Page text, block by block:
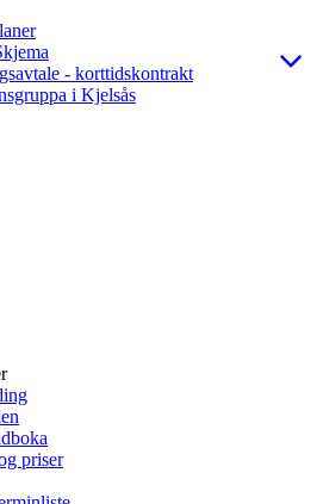
- korttidskontrakt
i Kjelsås
priser